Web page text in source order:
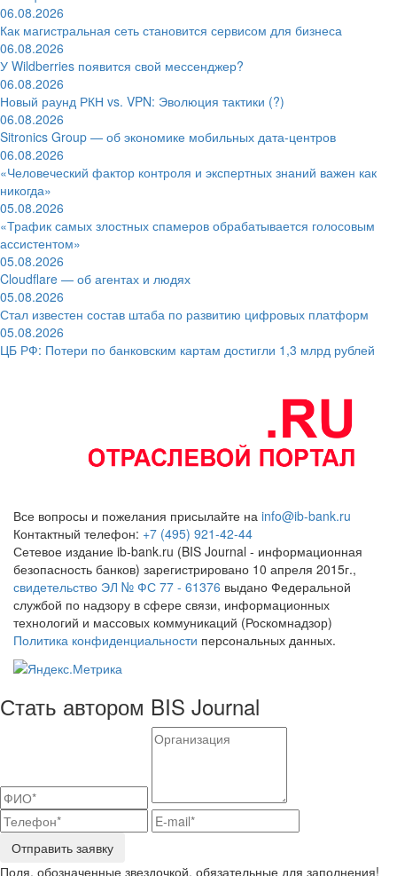
06.08.2026
Как магистральная сеть становится сервисом для бизнеса
06.08.2026
У Wildberries появится свой мессенджер?
06.08.2026
Новый раунд РКН vs. VPN: Эволюция тактики (?)
06.08.2026
Sitronics Group — об экономике мобильных дата-центров
06.08.2026
«Человеческий фактор контроля и экспертных знаний важен как
никогда»
05.08.2026
«Трафик самых злостных спамеров обрабатывается голосовым
ассистентом»
05.08.2026
Cloudflare — об агентах и людях
05.08.2026
Стал известен состав штаба по развитию цифровых платформ
05.08.2026
ЦБ РФ: Потери по банковским картам достигли 1,3 млрд рублей
Все вопросы и пожелания присылайте на info@ib-bank.ru
Контактный телефон: +7 (495) 921-42-44
Сетевое издание ib-bank.ru (BIS Journal - информационная
безопасность банков) зарегистрировано 10 апреля 2015г.,
свидетельство ЭЛ № ФС 77 - 61376 выдано Федеральной
службой по надзору в сфере связи, информационных
технологий и массовых коммуникаций (Роскомнадзор)
Политика конфиденциальности персональных данных.
Стать автором BIS Journal
Отправить заявку
Поля, обозначенные звездочкой, обязательные для заполнения!